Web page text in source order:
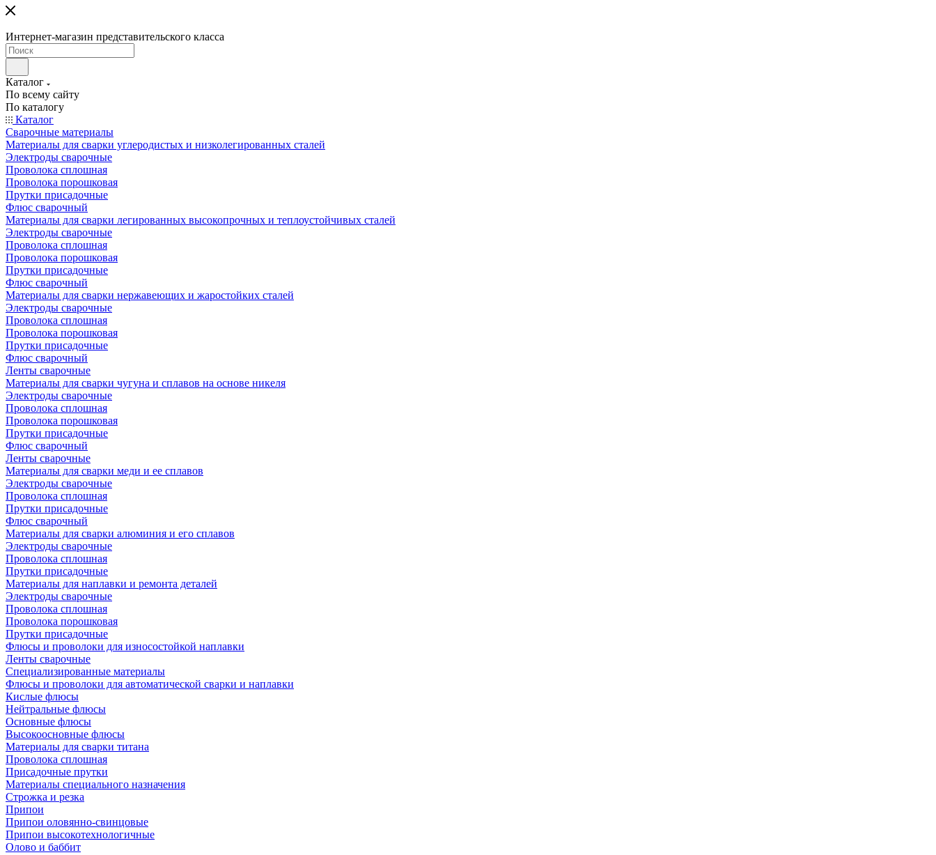
Интернет-магазин представительского класса
Каталог
По всему сайту
По каталогу
Каталог
Сварочные материалы
Материалы для сварки углеродистых и низколегированных сталей
Электроды сварочные
Проволока сплошная
Проволока порошковая
Прутки присадочные
Флюс сварочный
Материалы для сварки легированных высокопрочных и теплоустойчивых сталей
Электроды сварочные
Проволока сплошная
Проволока порошковая
Прутки присадочные
Флюс сварочный
Материалы для сварки нержавеющих и жаростойких сталей
Электроды сварочные
Проволока сплошная
Проволока порошковая
Прутки присадочные
Флюс сварочный
Ленты сварочные
Материалы для сварки чугуна и сплавов на основе никеля
Электроды сварочные
Проволока сплошная
Проволока порошковая
Прутки присадочные
Флюс сварочный
Ленты сварочные
Материалы для сварки меди и ее сплавов
Электроды сварочные
Проволока сплошная
Прутки присадочные
Флюс сварочный
Материалы для сварки алюминия и его сплавов
Электроды сварочные
Проволока сплошная
Прутки присадочные
Материалы для наплавки и ремонта деталей
Электроды сварочные
Проволока сплошная
Проволока порошковая
Прутки присадочные
Флюсы и проволоки для износостойкой наплавки
Ленты сварочные
Специализированные материалы
Флюсы и проволоки для автоматической сварки и наплавки
Кислые флюсы
Нейтральные флюсы
Основные флюсы
Высокоосновные флюсы
Материалы для сварки титана
Проволока сплошная
Присадочные прутки
Материалы специального назначения
Строжка и резка
Припои
Припои оловянно-свинцовые
Припои высокотехнологичные
Олово и баббит